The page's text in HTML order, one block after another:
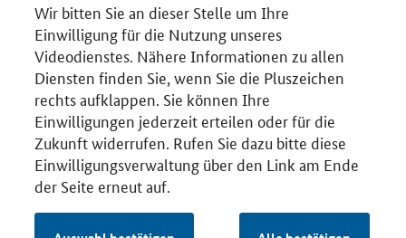
Wir bitten Sie an dieser Stelle um Ihre
Einwilligung für die Nutzung unseres
Videodienstes. Nähere Informationen zu allen
Diensten finden Sie, wenn Sie die Pluszeichen
rechts aufklappen. Sie können Ihre
Einwilligungen jederzeit erteilen oder für die
Zukunft widerrufen. Rufen Sie dazu bitte diese
Einwilligungsverwaltung über den Link am Ende
der Seite erneut auf.